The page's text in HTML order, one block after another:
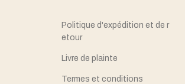
Politique d'expédition et de r
etour
Livre de plainte
Termes et conditions